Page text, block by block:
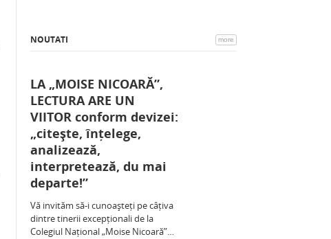
NOUTATI more
LA „MOISE NICOARĂ”,
LECTURA ARE UN
VIITOR conform devizei:
„citește, înțelege,
analizează,
interpretează, du mai
departe!”
Vă invităm să-i cunoașteți pe câțiva
dintre tinerii excepționali de la
Colegiul Național „Moise Nicoară”…